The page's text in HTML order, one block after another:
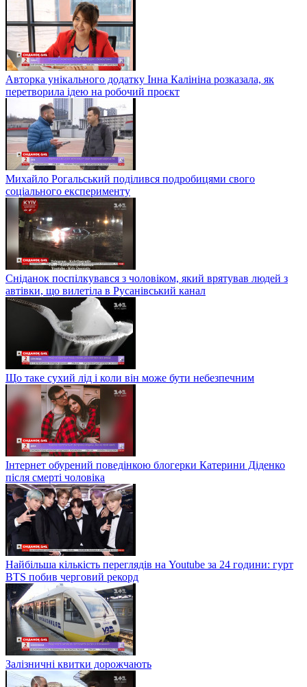
Авторка унікального додатку Інна Калініна розказала, як
перетворила ідею на робочий проєкт
Михайло Рогальський поділився подробицями свого
соціального експерименту
Сніданок поспілкувався з чоловіком, який врятував людей з
автівки, що вилетіла в Русанівський канал
Що таке сухий лід і коли він може бути небезпечним
Інтернет обурений поведінкою блогерки Катерини Діденко
після смерті чоловіка
Найбільша кількість переглядів на Youtube за 24 години: гурт
BTS побив черговий рекорд
Залізничні квитки дорожчають